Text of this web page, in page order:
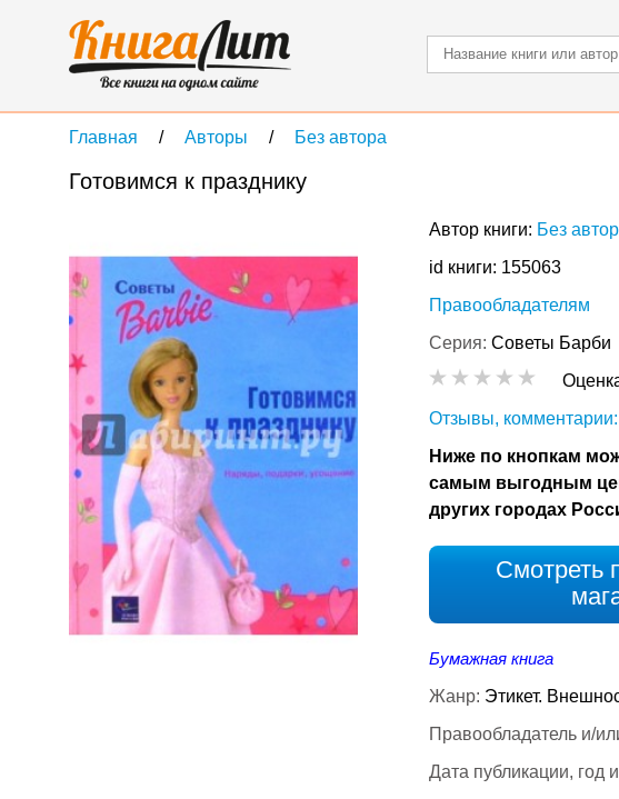
Главная Авторы Без автора
Готовимся к празднику
Автор книги: Без
id книги: 155063
Правообладателям
Серия: Советы Барби
Отзывы,
Ниже по кнопкам
самым выгодным
других городах
Смотреть
Бумажная книга
Жанр: Этикет.
Правообладатель и/
Дата публикации, год